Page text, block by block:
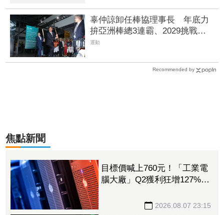
辜仲諒卸任棒協理事長 年底力
拚亞洲棒總3連霸、2029挑戰
WBSC會長
運動
Recommended by
焦點新聞
目標價喊上760元！「工業電
腦大廠」Q2獲利狂增127%
2026.08.07 23:15